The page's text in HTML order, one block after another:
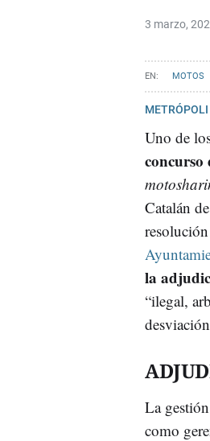
3 marzo,
MOTOS
METRÓPOLI
Uno de
concurso
Catalán
la
“ilegal,
La
como